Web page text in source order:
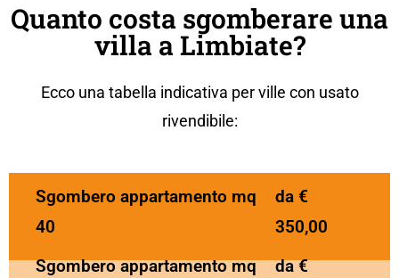
Quanto costa sgomberare una
villa a Limbiate?
Ecco una tabella indicativa per ville con usato
rivendibile:
Sgombero appartamento mq
40
da €
350,00
Sgombero appartamento mq
da €